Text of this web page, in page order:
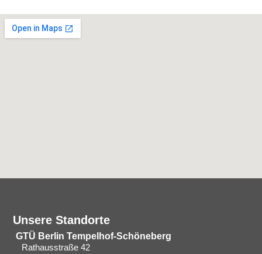
Unsere Standorte
GTÜ Berlin Tempelhof-Schöneberg
Rathausstraße 42